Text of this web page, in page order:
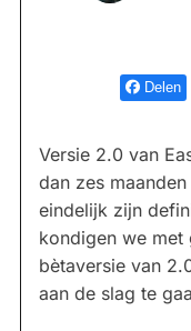
Delen
Versie 2.0 van
dan zes
eindelijk zijn
kondigen we met
bètaversie van
aan de slag te